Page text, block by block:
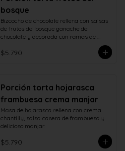
bosque
Bizcocho de chocolate rellena con salsas
de frutos del bosque ganache de
chocolate y decorada con ramas de
$5.790
Porción torta hojarasca
frambuesa crema manjar
Masa de hojarasca rellena con crema
chantilly, salsa casera de frambuesa y
delicioso manjar.
$5.790